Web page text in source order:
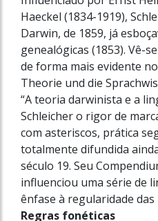
Haeckel (1834-1919),
Darwin, de 1859, já
genealógicas (1853). Vê-
de forma mais evidente
Theorie und die
“A teoria darwinista e a
Schleicher o rigor de
com asteriscos, prática
totalmente difundida
século 19. Seu
influenciou uma série de
ênfase à regularidade das
Regras fonéticas